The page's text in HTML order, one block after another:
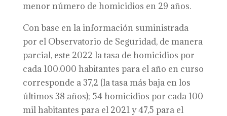
menor número de homicidios en 29 años.
Con base en la información suministrada
por el Observatorio de Seguridad, de manera
parcial, este 2022 la tasa de homicidios por
cada 100.000 habitantes para el año en curso
corresponde a 37,2 (la tasa más baja en los
últimos 38 años); 54 homicidios por cada 100
mil habitantes para el 2021 y 47,5 para el